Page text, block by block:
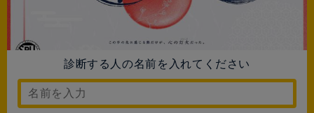
診断する人の名前を入れてください